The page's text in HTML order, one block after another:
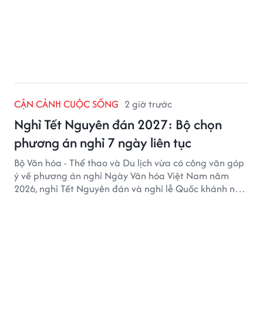
CẬN CẢNH CUỘC SỐNG 2 giờ trước
Nghỉ Tết Nguyên đán 2027: Bộ chọn
phương án nghỉ 7 ngày liên tục
Bộ Văn hóa - Thể thao và Du lịch vừa có công văn góp
ý về phương án nghỉ Ngày Văn hóa Việt Nam năm
2026, nghỉ Tết Nguyên đán và nghỉ lễ Quốc khánh năm